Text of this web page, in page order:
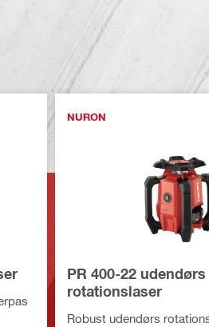
NURON
PR 400-22 udendørs
rotationslaser
Robust udendørs